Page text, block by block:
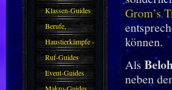
Klassen-Guides
Berufe,
Farmkarten und
Haustiere
Haustierkämpfe -
Guide
Ruf-Guides
Event-Guides
Grom’s
können.
Als
neben